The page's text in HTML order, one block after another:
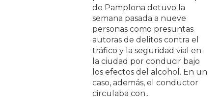
de Pamplona detuvo la
semana pasada a nueve
personas como presuntas
autoras de delitos contra el
tráfico y la seguridad vial en
la ciudad por conducir bajo
los efectos del alcohol. En un
caso, además, el conductor
circulaba con...